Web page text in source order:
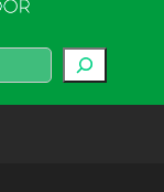
Buscar